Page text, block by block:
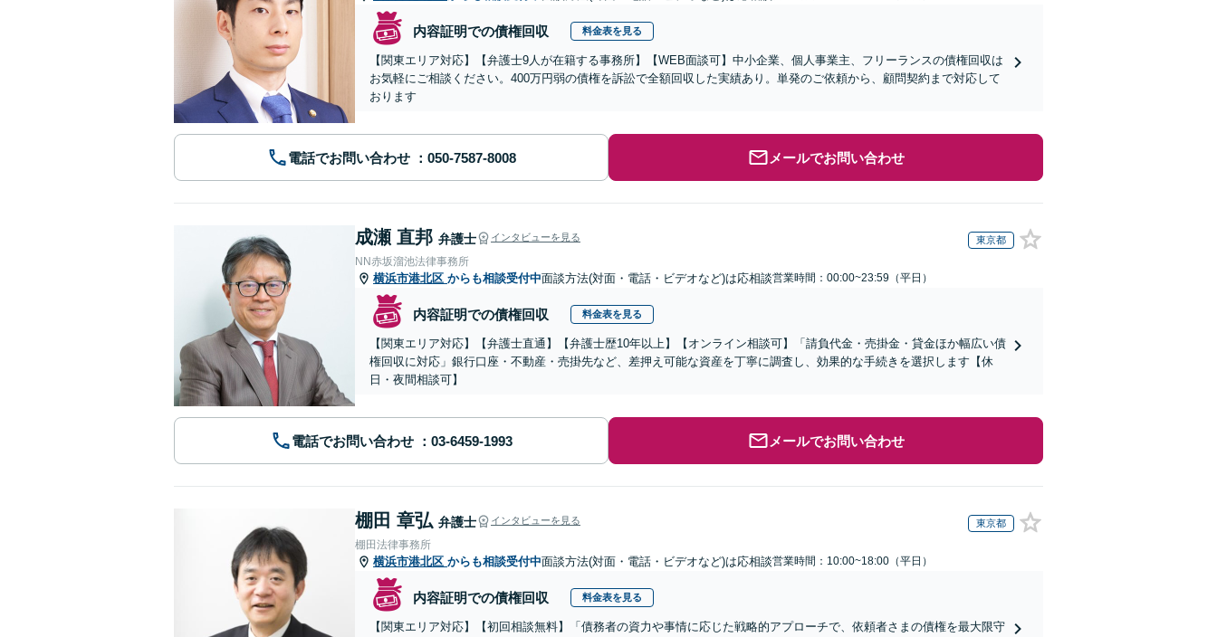
内容証明での債権回収 料金表を見る
【関東エリア対応】【弁護士9人が在籍する事務所】【WEB面談可】中小企業、個人事業主、フリーランスの債権回収は
お気軽にご相談ください。400万円弱の債権を訴訟で全額回収した実績あり。単発のご依頼から、顧問契約まで対応して
おります
電話でお問い合わせ メールでお問い合わせ
成瀬 直邦 弁護士 インタビューを見る 東京都
NN赤坂溜池法律事務所
横浜市港北区 からも相談受付中面談方法(対面・電話・ビデオなど)は応相談営業時間：00:00~23:59（平日）
内容証明での債権回収 料金表を見る
【関東エリア対応】【弁護士直通】【弁護士歴10年以上】【オンライン相談可】「請負代金・売掛金・貸金ほか幅広い債
権回収に対応」銀行口座・不動産・売掛先など、差押え可能な資産を丁寧に調査し、効果的な手続きを選択します【休
日・夜間相談可】
電話でお問い合わせ メールでお問い合わせ
棚田 章弘 弁護士 インタビューを見る 東京都
棚田法律事務所
横浜市港北区 からも相談受付中面談方法(対面・電話・ビデオなど)は応相談営業時間：10:00~18:00（平日）
内容証明での債権回収 料金表を見る
【関東エリア対応】【初回相談無料】「債務者の資力や事情に応じた戦略的アプローチで、依頼者さまの債権を最大限守